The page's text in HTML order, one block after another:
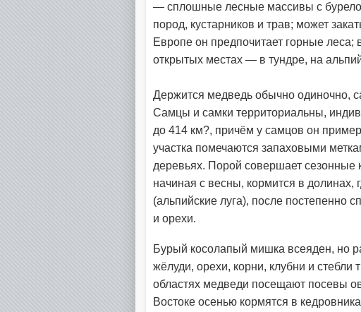
— сплошные лесные массивы с
пород, кустарников и трав; может
Европе он предпочитает горные
открытых местах — в тундре, на
Держится медведь обычно одиночно,
Самцы и самки территориальны,
до 414 км?, причём у самцов он
участка помечаются запаховыми
деревьях. Порой совершает сезонные
начиная с весны, кормится в долинах,
(альпийские луга), после постепенно
и орехи.
Бурый косолапый мишка всеяден, но
жёлуди, орехи, корни, клубни и
областях медведи посещают посевы
Востоке осенью кормятся в